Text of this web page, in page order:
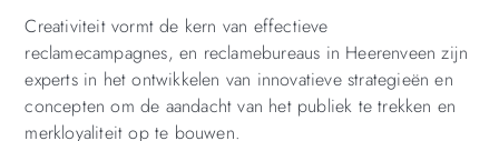
Creativiteit vormt de kern van effectieve
reclamecampagnes, en reclamebureaus in Heerenveen zijn
experts in het ontwikkelen van innovatieve strategieën en
concepten om de aandacht van het publiek te trekken en
merkloyaliteit op te bouwen.